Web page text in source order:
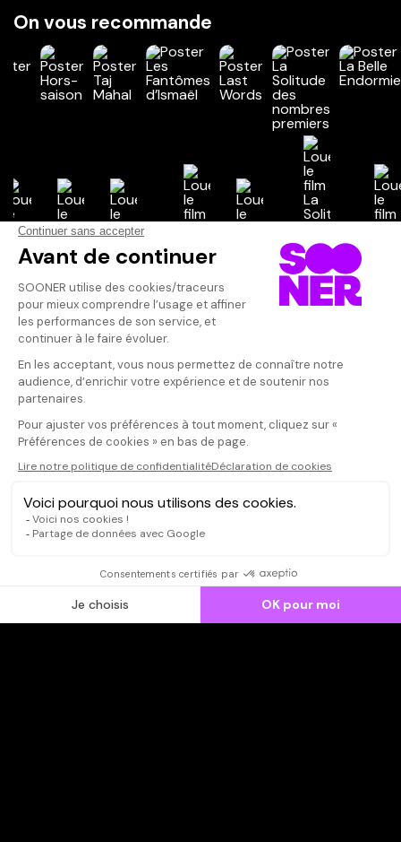
On vous recommande
Vos avis
Donnez votre avis
Votre note
Votre commentaire
Il faut vous connecter pour
publier un avis
CONNEXION
merveilleux
réalité. Un
Qui sommes-nous ?